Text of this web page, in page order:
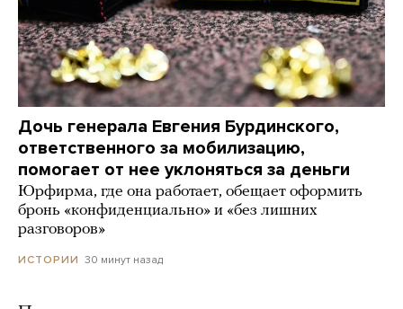
Дочь генерала Евгения Бурдинского,
ответственного за мобилизацию,
помогает от нее уклоняться за деньги
Юрфирма, где она работает, обещает оформить
бронь «конфиденциально» и «без лишних
разговоров»
ИСТОРИИ 30 минут назад